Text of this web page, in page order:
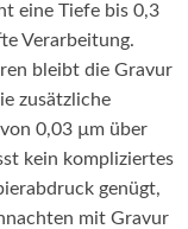
eine Tiefe bis 0,3
Verarbeitung.
bleibt die Gravur
zusätzliche
0,03 µm über
kein kompliziertes
genügt,
mit Gravur